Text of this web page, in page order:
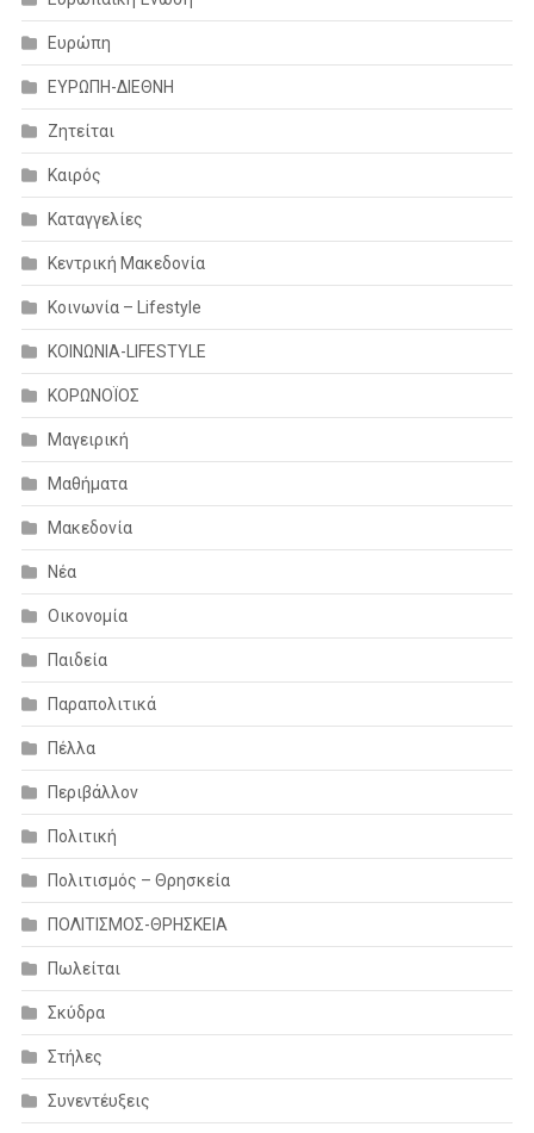
Ευρώπη
ΕΥΡΩΠΗ-ΔΙΕΘΝΗ
Ζητείται
Καιρός
Καταγγελίες
Κεντρική Μακεδονία
Κοινωνία – Lifestyle
ΚΟΙΝΩΝΙΑ-LIFESTYLE
ΚΟΡΩΝΟΪΟΣ
Μαγειρική
Μαθήματα
Μακεδονία
Νέα
Οικονομία
Παιδεία
Παραπολιτικά
Πέλλα
Περιβάλλον
Πολιτική
Πολιτισμός – Θρησκεία
ΠΟΛΙΤΙΣΜΟΣ-ΘΡΗΣΚΕΙΑ
Πωλείται
Σκύδρα
Στήλες
Συνεντέυξεις